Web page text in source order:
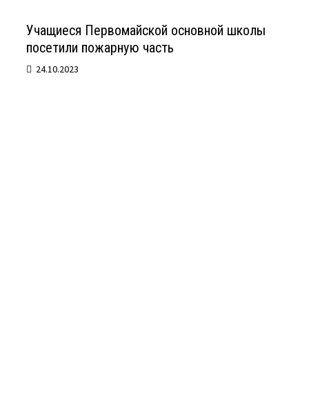
Учащиеся Первомайской основной школы
посетили пожарную часть
24.10.2023